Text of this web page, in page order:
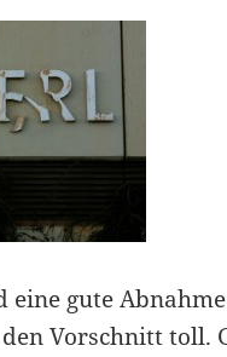
eine gute
den Vorschnitt